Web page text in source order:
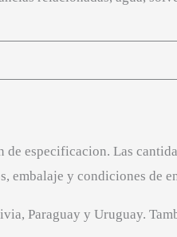
especificacion. Las
embalaje y condiciones de
Paraguay y Uruguay.